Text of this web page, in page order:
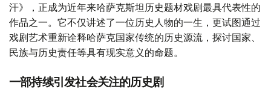
汗》，正成为近年来哈萨克斯坦历史题材戏剧最具代表性的
作品之一。它不仅讲述了一位历史人物的一生，更试图通过
戏剧艺术重新诠释哈萨克国家传统的历史源流，探讨国家、
民族与历史责任等具有现实意义的命题。
一部持续引发社会关注的历史剧